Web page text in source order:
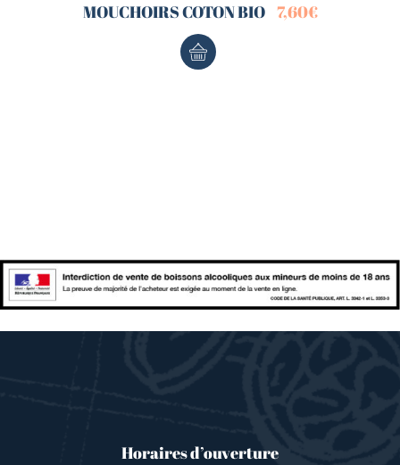
MOUCHOIRS COTON BIO 7,60€
Horaires d’ouverture